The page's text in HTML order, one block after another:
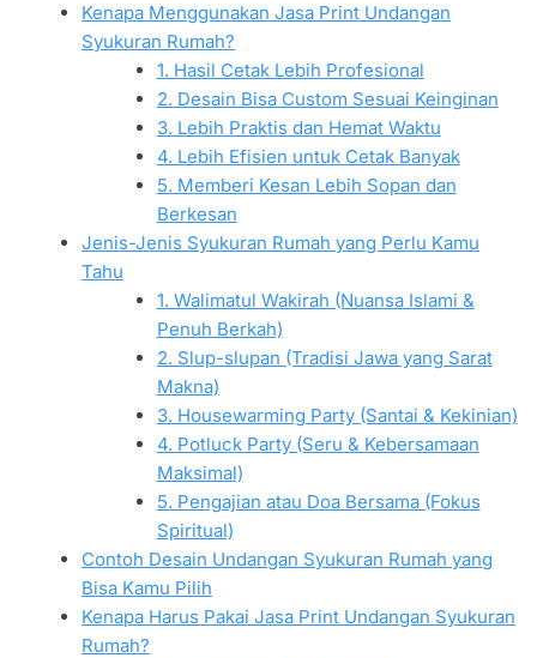
Kenapa Menggunakan Jasa Print Undangan
Syukuran Rumah?
1. Hasil Cetak Lebih Profesional
2. Desain Bisa Custom Sesuai Keinginan
3. Lebih Praktis dan Hemat Waktu
4. Lebih Efisien untuk Cetak Banyak
5. Memberi Kesan Lebih Sopan dan
Berkesan
Jenis-Jenis Syukuran Rumah yang Perlu Kamu
Tahu
1. Walimatul Wakirah (Nuansa Islami &
Penuh Berkah)
2. Slup-slupan (Tradisi Jawa yang Sarat
Makna)
3. Housewarming Party (Santai & Kekinian)
4. Potluck Party (Seru & Kebersamaan
Maksimal)
5. Pengajian atau Doa Bersama (Fokus
Spiritual)
Contoh Desain Undangan Syukuran Rumah yang
Bisa Kamu Pilih
Kenapa Harus Pakai Jasa Print Undangan Syukuran
Rumah?